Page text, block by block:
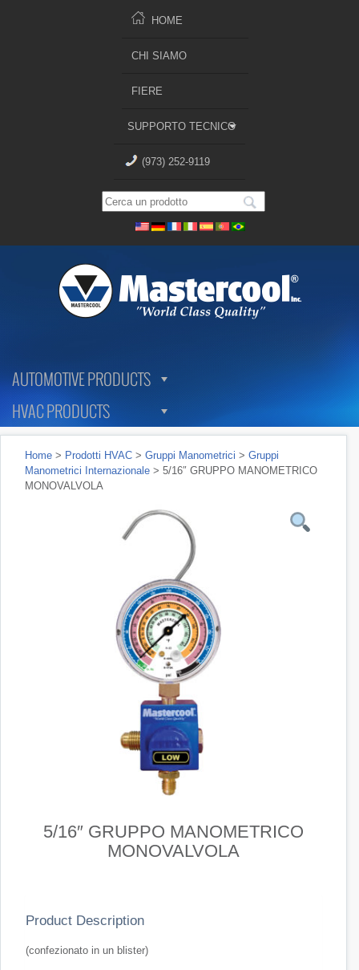
HOME
CHI SIAMO
FIERE
SUPPORTO TECNICO
(973) 252-9119
AUTOMOTIVE PRODUCTS
HVAC PRODUCTS
Home > Prodotti HVAC > Gruppi Manometrici > Gruppi
Manometrici Internazionale > 5/16″ GRUPPO MANOMETRICO
MONOVALVOLA
5/16″ GRUPPO MANOMETRICO
MONOVALVOLA
Product Description
(confezionato in un blister)